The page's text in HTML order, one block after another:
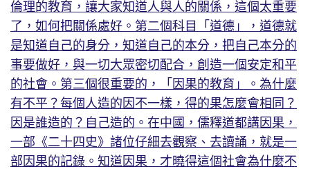
倫理的教育，讓大家知道人與人的關係，這個太重要
了，如何把關係處好。第二個科目「道德」，道德就
是知道自己的身分，知道自己的本分，把自己本分的
事要做好，與一切大眾密切配合，創造一個安定和平
的社會。第三個很重要的，「因果的教育」。為什麼
有不平？每個人造的因不一樣，得的果怎麼會相同？
因是誰造的？自己造的。在中國，儒釋道都講因果，
一部《二十四史》諸位仔細去觀察、去讀誦，就是一
部因果的記錄。知道因果，才曉得這個社會為什麼不